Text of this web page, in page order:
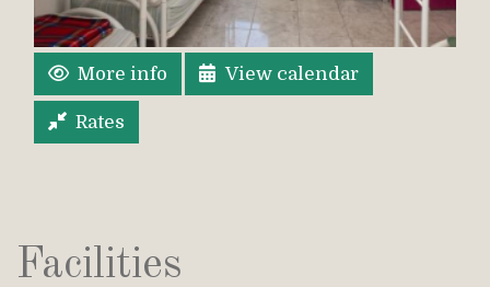
More info View calendar
Rates
Facilities